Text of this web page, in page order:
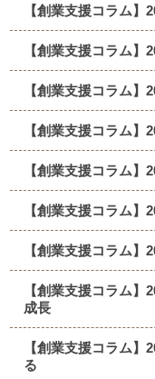
【創業支援コラム
【創業支援コラム
【創業支援コラム
【創業支援コラム
【創業支援コラム
【創業支援コラム
【創業支援コラム
【創業支援コラム
成長
【創業支援コラム
る